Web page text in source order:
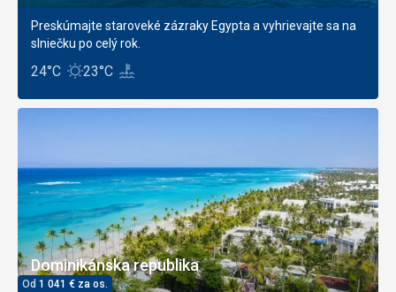
Preskúmajte staroveké zázraky Egypta a vyhrievajte sa na
slniečku po celý rok.
24°C 23°C
Dominikánska republika
Od 1 041 € za os.